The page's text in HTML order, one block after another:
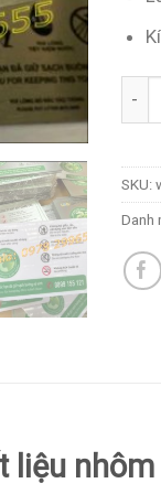
SKU:
Danh
liệu